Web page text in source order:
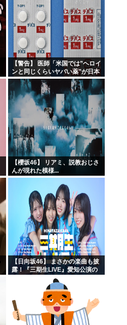
【警告】 医師「米国では”ヘロイ
ンと同じくらいヤバい薬”が日本
では平気で処方されてる」
【櫻坂46】 リアミ、説教おじさ
んが現れた模様...
【日向坂46】 まさかの楽曲も披
露！『三期生LIVE』愛知公演の